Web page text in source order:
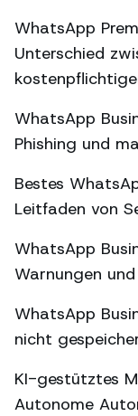
WhatsApp
Unterschied
WhatsApp
Phishing und
Bestes
Leitfaden von
WhatsApp
Warnungen
WhatsApp
nicht
KI-gestütztes
Autonome